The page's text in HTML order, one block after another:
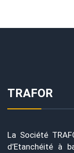
TRAFOR
La Société
d’Etanchéité à